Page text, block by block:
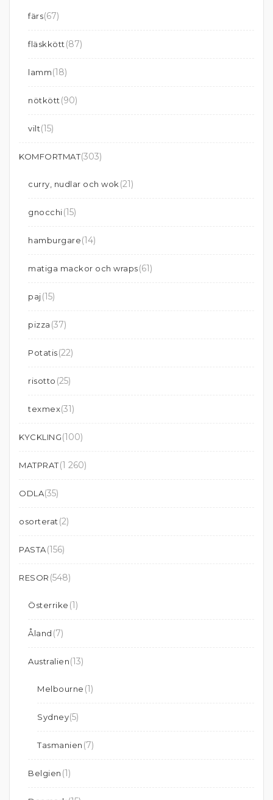
färs(67)
fläskkött (87)
lamm(18)
nötkött (90)
vilt(15)
KOMFORTMAT(303)
curry, nudlar och wok (21)
gnocchi(15)
hamburgare(14)
matiga mackor och wraps(61)
paj(15)
pizza (37)
Potatis(22)
risotto (25)
texmex(31)
KYCKLING(100)
MATPRAT(1 260)
ODLA(35)
osorterat (2)
PASTA(156)
RESOR (548)
Österrike (1)
Åland (7)
Australien(13)
Melbourne (1)
Sydney(5)
Tasmanien (7)
Belgien (1)